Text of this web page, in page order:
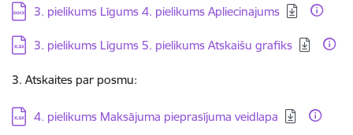
Lejupielādēt:
3. pielikums Līgums 4. pielikums Apliecinajums
Lejupielādēt:
3. pielikums Līgums 5. pielikums Atskaišu grafiks
3. Atskaites par posmu:
Lejupielādēt:
4. pielikums Maksājuma pieprasījuma veidlapa